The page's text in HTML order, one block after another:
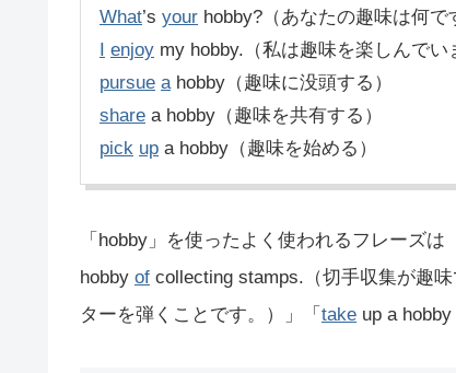
What’s your hobby?（あなたの趣味は何で
enjoy my hobby.（私は趣味を楽しんでい
pursue ahobby（趣味に没頭する）
share a hobby（趣味を共有する）
pick up a hobby（趣味を始める）
「hobby」を使ったよく使われるフレーズ
hobby of collecting stamps.（切手収集が趣
ターを弾くことです。）」「 take up a